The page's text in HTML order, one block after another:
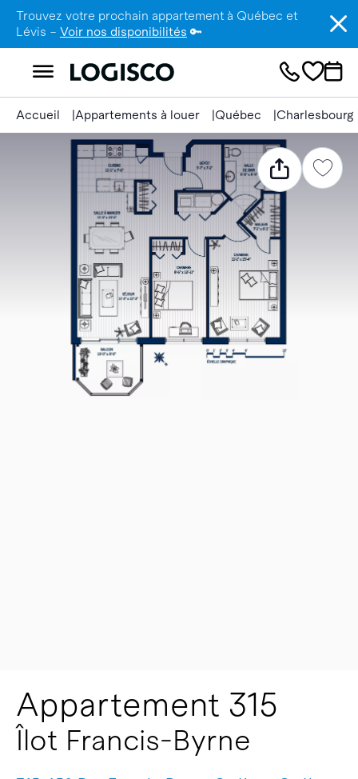
Trouvez votre prochain appartement à Québec et
Lévis – Voir nos disponibilités 🔑
Accueil Appartements à louer Québec Charlesbourg
Appartement 315
Îlot Francis-Byrne